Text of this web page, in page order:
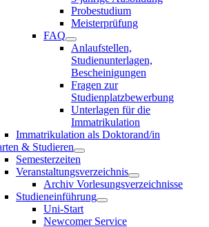
Probestudium
Meisterprüfung
FAQ
Anlaufstellen,
Studienunterlagen,
Bescheinigungen
Fragen zur
Studienplatzbewerbung
Unterlagen für die
Immatrikulation
Immatrikulation als Doktorand/in
& Studieren
Semesterzeiten
Veranstaltungsverzeichnis
Archiv Vorlesungsverzeichnisse
Studieneinführung
Uni-Start
Newcomer Service